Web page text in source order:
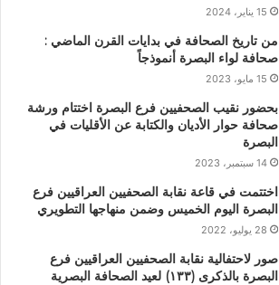
15 يناير، 2024
من تاريخ الصحافة في بدايات القرن الماضي :
صحافة لواء البصرة أنموذجاً
15 مايو، 2023
بحضور نقيب الصحفيين فرع البصرة اختتام ورشة
صحافة حوار الأديان والكتابة عن الأقليات في
البصرة
14 سبتمبر، 2023
اختتمت في قاعة نقابة الصحفيين العراقيين فرع
البصرة اليوم الخميس وضمن منهاجها التطويري
28 يوليو، 2022
صور لاحتفالية نقابة الصحفيين العراقيين فرع
البصرة بالذكرى (١٣٣) لعيد الصحافة البصرية